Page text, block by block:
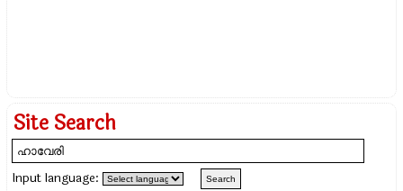
Site Search
Input language: